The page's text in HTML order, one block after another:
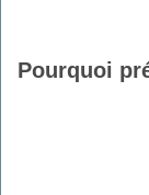
Pourquoi